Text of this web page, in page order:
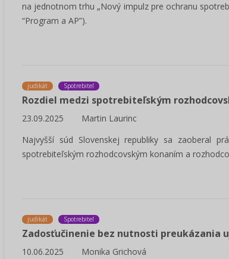
na jednotnom trhu „Nový impulz pre ochranu
“Program a AP”).
judikát Spotrebiteľ
Rozdiel medzi spotrebiteľským
23.09.2025
Martin Laurinc
Najvyšší súd Slovenskej republiky sa zaoberal
spotrebiteľským rozhodcovským konaním a
judikát Spotrebiteľ
Zadosťučinenie bez nutnosti preukázania
10.06.2025
Monika Grichová